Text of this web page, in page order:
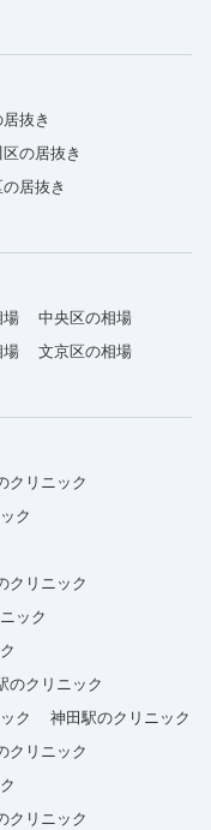
抜き
の居抜き
居抜き
場
中央区の相場
場
文京区の相場
クリニック
ク
クリニック
ック
のクリニック
ク
神田駅のクリニック
クリニック
クリニック